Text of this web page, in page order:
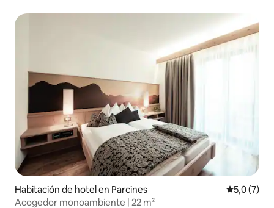
Habitación de hotel en Parcines
5,0 (7)
Acogedor monoambiente | 22 m²